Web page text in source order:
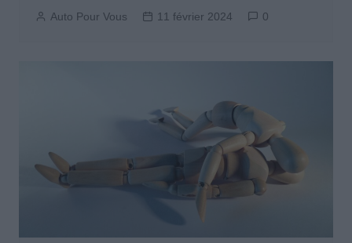
Auto Pour Vous 11 février 2024 0